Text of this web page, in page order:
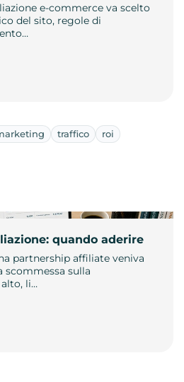
e-commerce va scelto
del sito, regole di
traffico roi
quando aderire
partnership affiliate veniva
scommessa sulla
li…